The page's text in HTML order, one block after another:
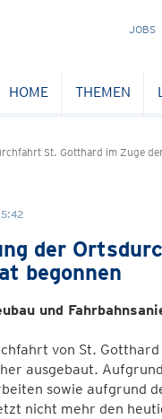
NAVIGATION
JOBS
HOME THEMEN
St. Gotthard im Zuge
der
begonnen
und
von St.
ausgebaut.
sowie aufgrund
nicht mehr den